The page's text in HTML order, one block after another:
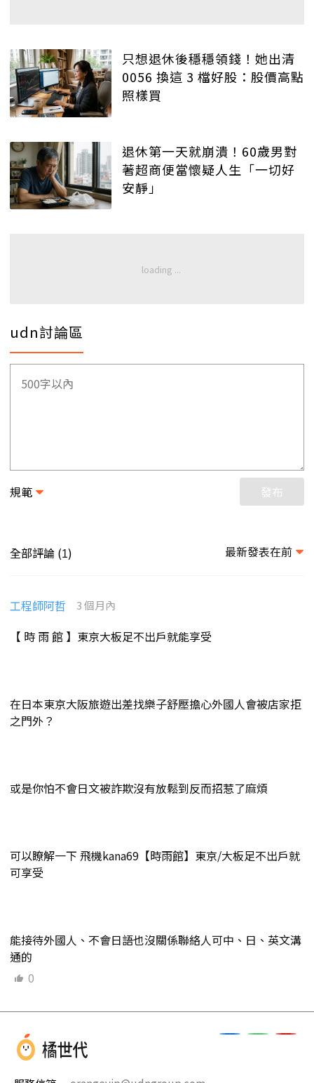
只想退休後穩穩領錢！她出清
0056 換這 3 檔好股：股價高點
照樣買
退休第一天就崩潰！60歲男對
著超商便當懷疑人生「一切好
安靜」
udn討論區
規範 發布
全部評論 (1) 最新發表在前
工程師阿哲 3 個月內
【 時 雨 館 】東京大板足不出戶就能享受
在日本東京大阪旅遊出差找樂子舒壓擔心外國人會被店家拒
之門外？
或是你怕不會日文被詐欺沒有放鬆到反而招惹了麻煩
可以瞭解一下 飛機kana69【時雨館】東京/大板足不出戶就
可享受
能接待外國人、不會日語也沒關係聯絡人可中、日、英文溝
通的
0